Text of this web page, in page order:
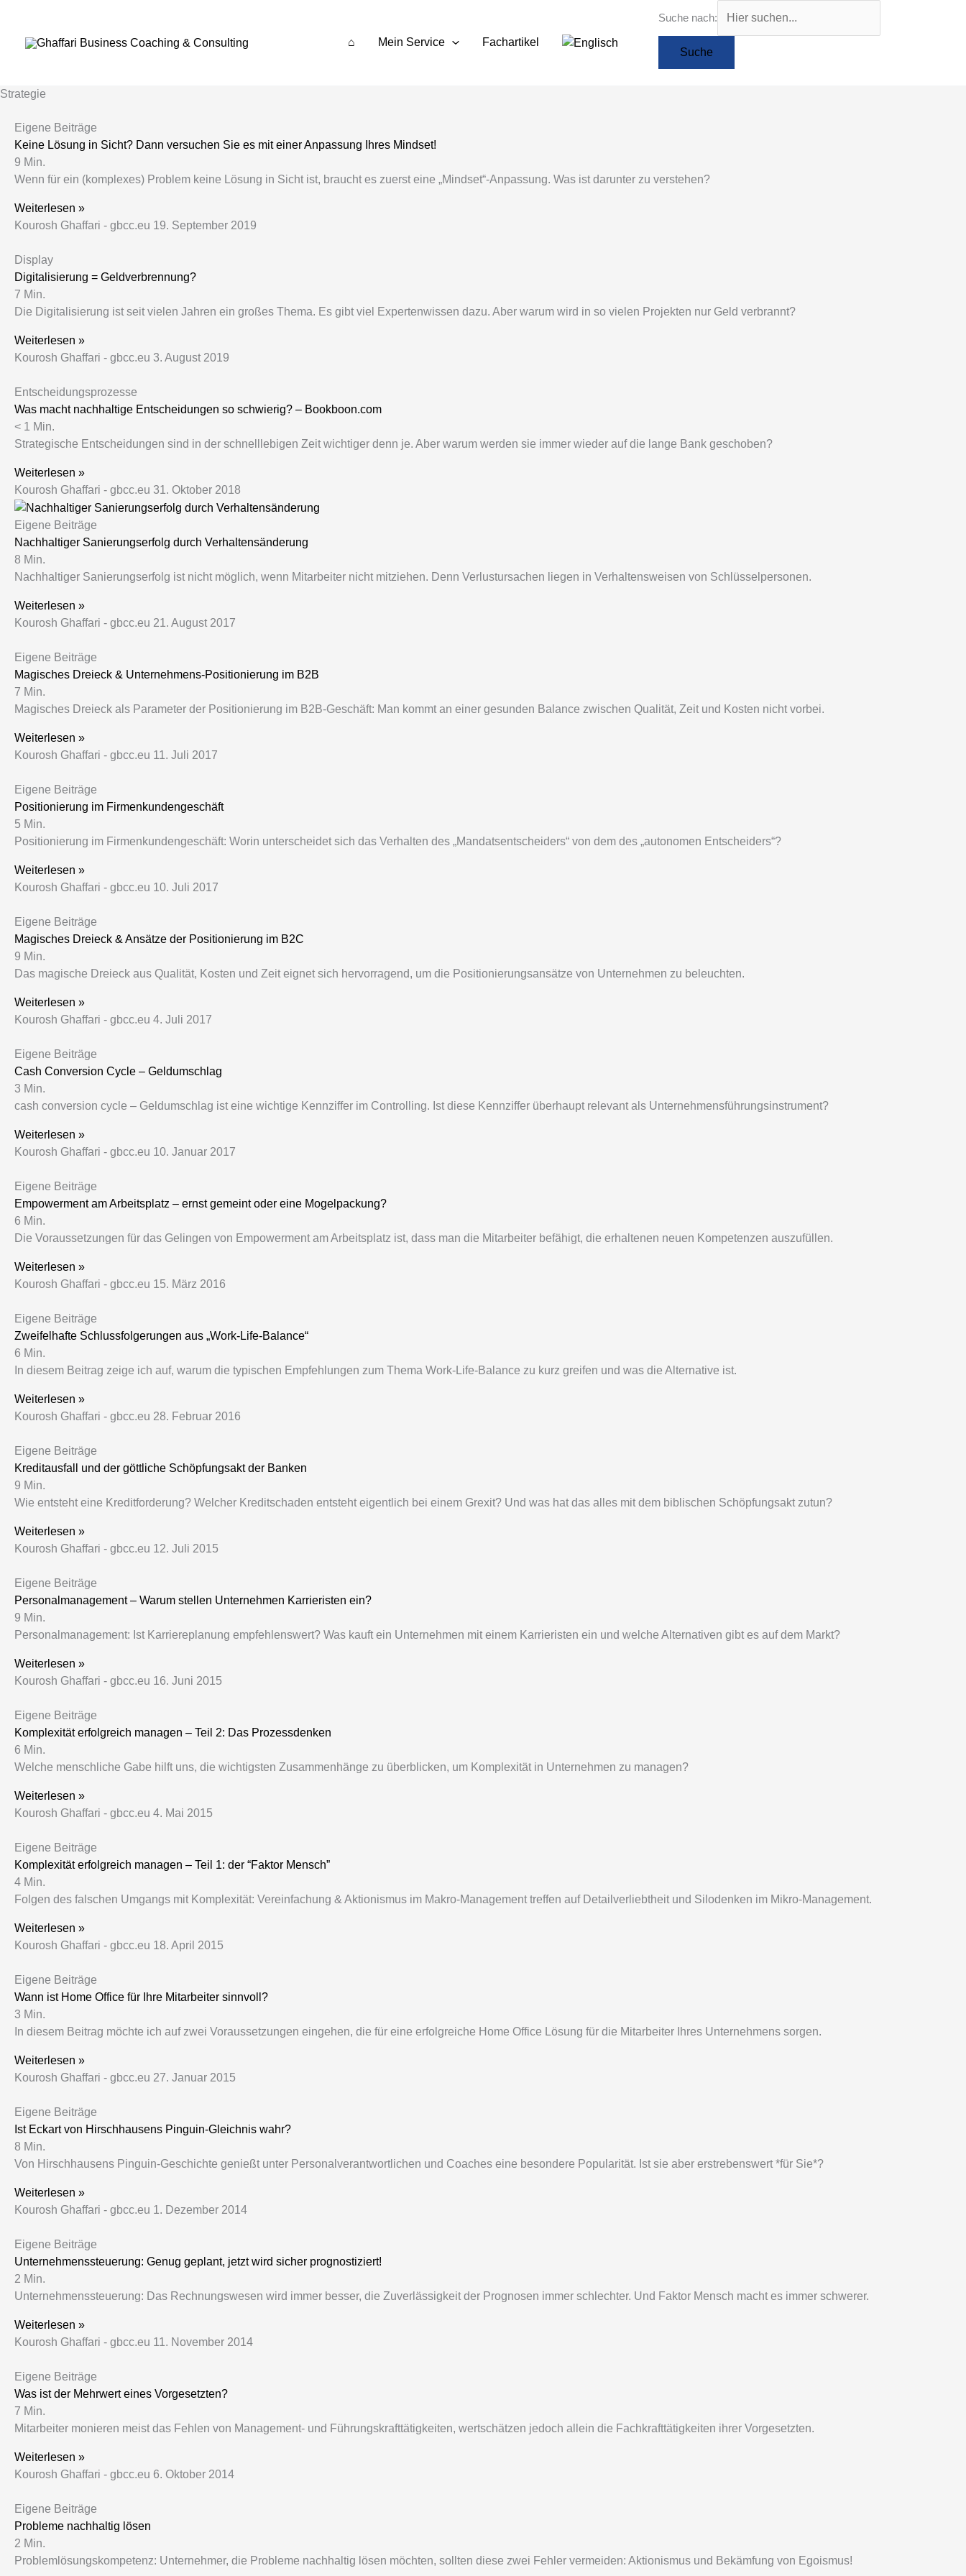
springen
⌂ Mein Service Fachartikel
Suche nach:
Strategie
Eigene Beiträge
Keine Lösung in Sicht? Dann versuchen Sie es mit einer Anpassung Ihres Mindset!
9 Min.
Wenn für ein (komplexes) Problem keine Lösung in Sicht ist, braucht es zuerst eine „Mindset“-Anpassung. Was ist darunter zu verstehen?
Weiterlesen »
Kourosh Ghaffari - gbcc.eu 19. September 2019
Display
Digitalisierung = Geldverbrennung?
7 Min.
Die Digitalisierung ist seit vielen Jahren ein großes Thema. Es gibt viel Expertenwissen dazu. Aber warum wird in so vielen Projekten nur Geld verbrannt?
Weiterlesen »
Kourosh Ghaffari - gbcc.eu 3. August 2019
Entscheidungsprozesse
Was macht nachhaltige Entscheidungen so schwierig? – Bookboon.com
< 1 Min.
Strategische Entscheidungen sind in der schnelllebigen Zeit wichtiger denn je. Aber warum werden sie immer wieder auf die lange Bank geschoben?
Weiterlesen »
Kourosh Ghaffari - gbcc.eu 31. Oktober 2018
Eigene Beiträge
Nachhaltiger Sanierungserfolg durch Verhaltensänderung
8 Min.
Nachhaltiger Sanierungserfolg ist nicht möglich, wenn Mitarbeiter nicht mitziehen. Denn Verlustursachen liegen in Verhaltensweisen von Schlüsselpersonen.
Weiterlesen »
Kourosh Ghaffari - gbcc.eu 21. August 2017
Eigene Beiträge
Magisches Dreieck & Unternehmens-Positionierung im B2B
7 Min.
Magisches Dreieck als Parameter der Positionierung im B2B-Geschäft: Man kommt an einer gesunden Balance zwischen Qualität, Zeit und Kosten nicht vorbei.
Weiterlesen »
Kourosh Ghaffari - gbcc.eu 11. Juli 2017
Eigene Beiträge
Positionierung im Firmenkundengeschäft
5 Min.
Positionierung im Firmenkundengeschäft: Worin unterscheidet sich das Verhalten des „Mandatsentscheiders“ von dem des „autonomen Entscheiders“?
Weiterlesen »
Kourosh Ghaffari - gbcc.eu 10. Juli 2017
Eigene Beiträge
Magisches Dreieck & Ansätze der Positionierung im B2C
9 Min.
Das magische Dreieck aus Qualität, Kosten und Zeit eignet sich hervorragend, um die Positionierungsansätze von Unternehmen zu beleuchten.
Weiterlesen »
Kourosh Ghaffari - gbcc.eu 4. Juli 2017
Eigene Beiträge
Cash Conversion Cycle – Geldumschlag
3 Min.
cash conversion cycle – Geldumschlag ist eine wichtige Kennziffer im Controlling. Ist diese Kennziffer überhaupt relevant als Unternehmensführungsinstrument?
Weiterlesen »
Kourosh Ghaffari - gbcc.eu 10. Januar 2017
Eigene Beiträge
Empowerment am Arbeitsplatz – ernst gemeint oder eine Mogelpackung?
6 Min.
Die Voraussetzungen für das Gelingen von Empowerment am Arbeitsplatz ist, dass man die Mitarbeiter befähigt, die erhaltenen neuen Kompetenzen auszufüllen.
Weiterlesen »
Kourosh Ghaffari - gbcc.eu 15. März 2016
Eigene Beiträge
Zweifelhafte Schlussfolgerungen aus „Work-Life-Balance“
6 Min.
In diesem Beitrag zeige ich auf, warum die typischen Empfehlungen zum Thema Work-Life-Balance zu kurz greifen und was die Alternative ist.
Weiterlesen »
Kourosh Ghaffari - gbcc.eu 28. Februar 2016
Eigene Beiträge
Kreditausfall und der göttliche Schöpfungsakt der Banken
9 Min.
Wie entsteht eine Kreditforderung? Welcher Kreditschaden entsteht eigentlich bei einem Grexit? Und was hat das alles mit dem biblischen Schöpfungsakt zutun?
Weiterlesen »
Kourosh Ghaffari - gbcc.eu 12. Juli 2015
Eigene Beiträge
Personalmanagement – Warum stellen Unternehmen Karrieristen ein?
9 Min.
Personalmanagement: Ist Karriereplanung empfehlenswert? Was kauft ein Unternehmen mit einem Karrieristen ein und welche Alternativen gibt es auf dem Markt?
Weiterlesen »
Kourosh Ghaffari - gbcc.eu 16. Juni 2015
Eigene Beiträge
Komplexität erfolgreich managen – Teil 2: Das Prozessdenken
6 Min.
Welche menschliche Gabe hilft uns, die wichtigsten Zusammenhänge zu überblicken, um Komplexität in Unternehmen zu managen?
Weiterlesen »
Kourosh Ghaffari - gbcc.eu 4. Mai 2015
Eigene Beiträge
Komplexität erfolgreich managen – Teil 1: der “Faktor Mensch”
4 Min.
Folgen des falschen Umgangs mit Komplexität: Vereinfachung & Aktionismus im Makro-Management treffen auf Detailverliebtheit und Silodenken im Mikro-Management.
Weiterlesen »
Kourosh Ghaffari - gbcc.eu 18. April 2015
Eigene Beiträge
Wann ist Home Office für Ihre Mitarbeiter sinnvoll?
3 Min.
In diesem Beitrag möchte ich auf zwei Voraussetzungen eingehen, die für eine erfolgreiche Home Office Lösung für die Mitarbeiter Ihres Unternehmens sorgen.
Weiterlesen »
Kourosh Ghaffari - gbcc.eu 27. Januar 2015
Eigene Beiträge
Ist Eckart von Hirschhausens Pinguin-Gleichnis wahr?
8 Min.
Von Hirschhausens Pinguin-Geschichte genießt unter Personalverantwortlichen und Coaches eine besondere Popularität. Ist sie aber erstrebenswert *für Sie*?
Weiterlesen »
Kourosh Ghaffari - gbcc.eu 1. Dezember 2014
Eigene Beiträge
Unternehmenssteuerung: Genug geplant, jetzt wird sicher prognostiziert!
2 Min.
Unternehmenssteuerung: Das Rechnungswesen wird immer besser, die Zuverlässigkeit der Prognosen immer schlechter. Und Faktor Mensch macht es immer schwerer.
Weiterlesen »
Kourosh Ghaffari - gbcc.eu 11. November 2014
Eigene Beiträge
Was ist der Mehrwert eines Vorgesetzten?
7 Min.
Mitarbeiter monieren meist das Fehlen von Management- und Führungskrafttätigkeiten, wertschätzen jedoch allein die Fachkrafttätigkeiten ihrer Vorgesetzten.
Weiterlesen »
Kourosh Ghaffari - gbcc.eu 6. Oktober 2014
Eigene Beiträge
Probleme nachhaltig lösen
2 Min.
Problemlösungskompetenz: Unternehmer, die Probleme nachhaltig lösen möchten, sollten diese zwei Fehler vermeiden: Aktionismus und Bekämfung von Egoismus!